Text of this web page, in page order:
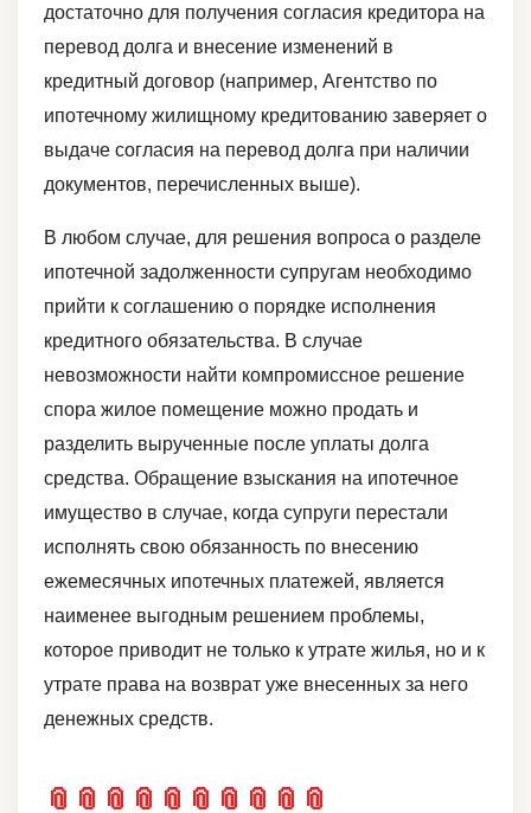
достаточно для получения согласия кредитора на
перевод долга и внесение изменений в
кредитный договор (например, Агентство по
ипотечному жилищному кредитованию заверяет о
выдаче согласия на перевод долга при наличии
документов, перечисленных выше).
В любом случае, для решения вопроса о разделе
ипотечной задолженности супругам необходимо
прийти к соглашению о порядке исполнения
кредитного обязательства. В случае
невозможности найти компромиссное решение
спора жилое помещение можно продать и
разделить вырученные после уплаты долга
средства. Обращение взыскания на ипотечное
имущество в случае, когда супруги перестали
исполнять свою обязанность по внесению
ежемесячных ипотечных платежей, является
наименее выгодным решением проблемы,
которое приводит не только к утрате жилья, но и к
утрате права на возврат уже внесенных за него
денежных средств.
📎 📎 📎 📎 📎 📎 📎 📎 📎 📎